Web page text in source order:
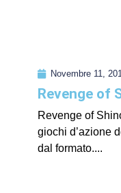
Novembre 11,
Revenge of
Revenge of
giochi d’azione
dal formato....